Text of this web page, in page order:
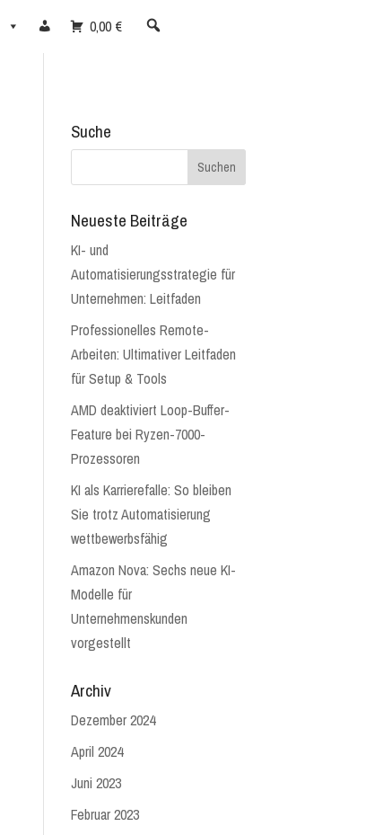
0,00 €
Suche
Neueste Beiträge
KI- und
Automatisierungsstrategie für
Unternehmen: Leitfaden
Professionelles Remote-
Arbeiten: Ultimativer Leitfaden
für Setup & Tools
AMD deaktiviert Loop-Buffer-
Feature bei Ryzen-7000-
Prozessoren
KI als Karrierefalle: So bleiben
Sie trotz Automatisierung
wettbewerbsfähig
Amazon Nova: Sechs neue KI-
Modelle für
Unternehmenskunden
vorgestellt
Archiv
Dezember 2024
April 2024
Juni 2023
Februar 2023